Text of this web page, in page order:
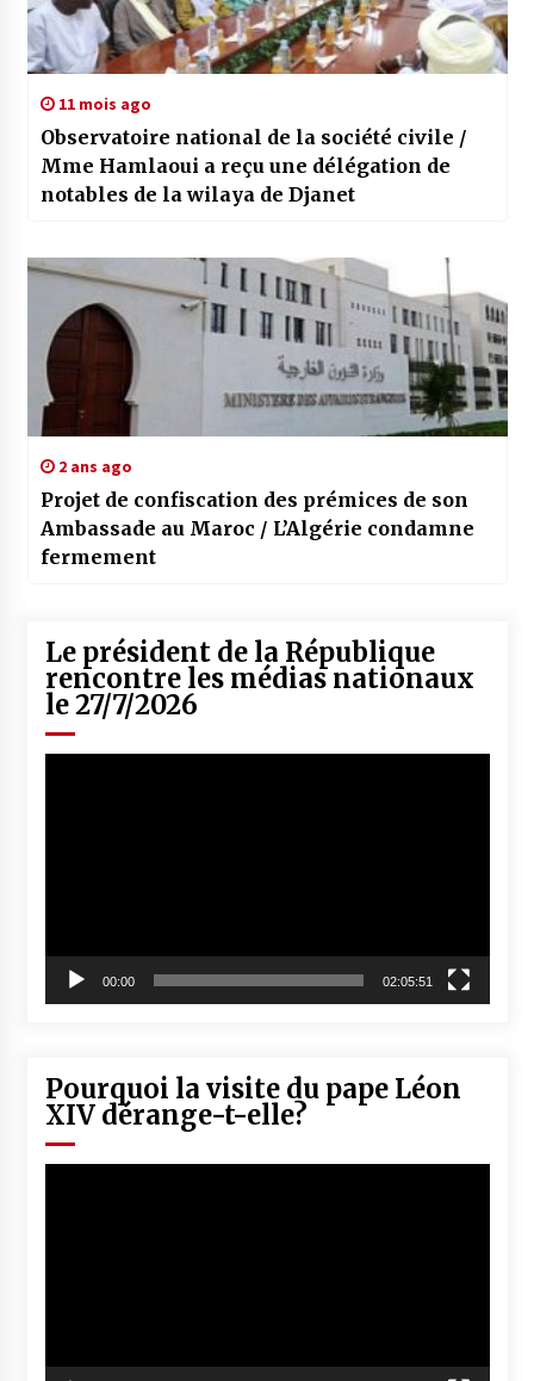
11 mois ago
Observatoire national de la société civile /
Mme Hamlaoui a reçu une délégation de
notables de la wilaya de Djanet
2 ans ago
Projet de confiscation des prémices de son
Ambassade au Maroc / L’Algérie condamne
fermement
Le président de la République
rencontre les médias nationaux
le 27/7/2026
00:00 02:05:51
Pourquoi la visite du pape Léon
XIV dérange-t-elle?